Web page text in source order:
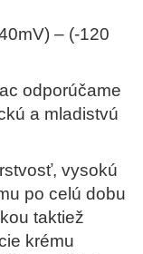
– (-120
odporúčame
a mladistvú
vysokú
po celú dobu
taktiež
krému